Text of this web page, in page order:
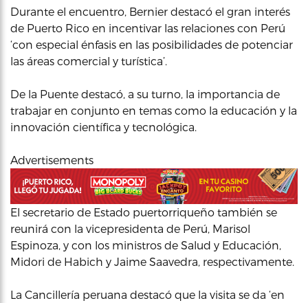
Durante el encuentro, Bernier destacó el gran interés
de Puerto Rico en incentivar las relaciones con Perú
‘con especial énfasis en las posibilidades de potenciar
las áreas comercial y turística’.
De la Puente destacó, a su turno, la importancia de
trabajar en conjunto en temas como la educación y la
innovación científica y tecnológica.
Advertisements
El secretario de Estado puertorriqueño también se
reunirá con la vicepresidenta de Perú, Marisol
Espinoza, y con los ministros de Salud y Educación,
Midori de Habich y Jaime Saavedra, respectivamente.
La Cancillería peruana destacó que la visita se da ‘en